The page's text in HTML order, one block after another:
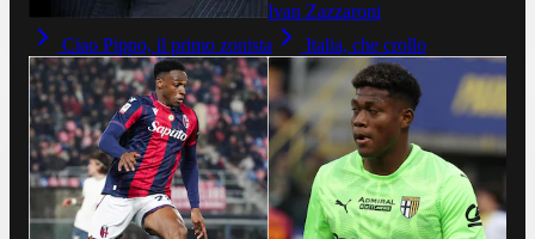
Ivan Zazzaroni
Ciao Pippo, il primo zonista
Italia, che crollo